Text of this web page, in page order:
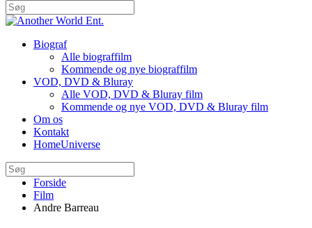
Biograf
Alle biograffilm
Kommende og nye biograffilm
VOD, DVD & Bluray
Alle VOD, DVD & Bluray film
Kommende og nye VOD, DVD & Bluray film
Om os
Kontakt
HomeUniverse
Forside
Film
Andre Barreau